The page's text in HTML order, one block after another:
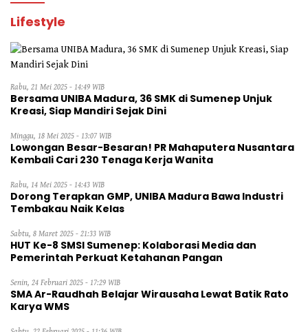
Lifestyle
Rabu, 21 Mei 2025 - 14:49 WIB
Bersama UNIBA Madura, 36 SMK di Sumenep Unjuk
Kreasi, Siap Mandiri Sejak Dini
Minggu, 18 Mei 2025 - 13:07 WIB
Lowongan Besar-Besaran! PR Mahaputera Nusantara
Kembali Cari 230 Tenaga Kerja Wanita
Rabu, 14 Mei 2025 - 14:43 WIB
Dorong Terapkan GMP, UNIBA Madura Bawa Industri
Tembakau Naik Kelas
Sabtu, 8 Maret 2025 - 21:33 WIB
HUT Ke-8 SMSI Sumenep: Kolaborasi Media dan
Pemerintah Perkuat Ketahanan Pangan
Senin, 24 Februari 2025 - 17:29 WIB
SMA Ar-Raudhah Belajar Wirausaha Lewat Batik Rato
Karya WMS